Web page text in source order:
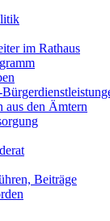
im Rathaus
aus den Ämtern
Beiträge